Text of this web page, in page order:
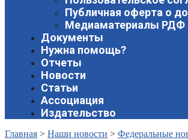
Публичная оферта о
Медиаматериалы РДФ
Документы
Нужна помощь?
Отчеты
Новости
Статьи
Ассоциация
Издательство
Главная > Наши новости > Федеральные